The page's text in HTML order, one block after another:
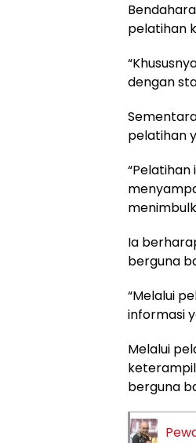
pelatihan
dengan
pelatihan
Ia
berguna
“Melalui
informasi
Melalui
berguna